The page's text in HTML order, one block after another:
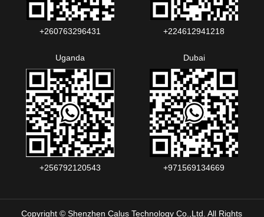
+260763296431 +224612941218
Uganda
+256792120543‬
Dubai
+971569134669
Copyright © Shenzhen Calus Technology Co.,Ltd. All Rights